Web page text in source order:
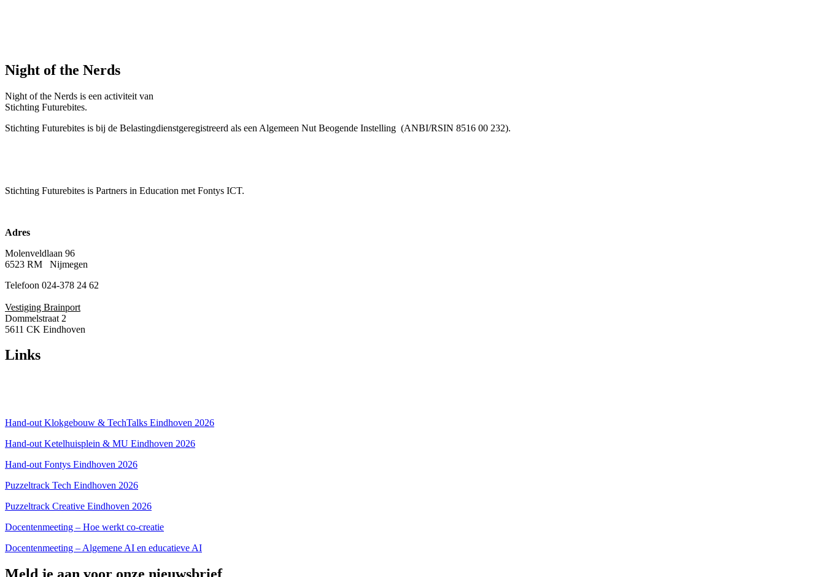
Night of the Nerds
Night of the Nerds is een activiteit van
Stichting Futurebites.
Stichting Futurebites is bij de Belastingdienstgeregistreerd als een Algemeen Nut Beogende Instelling (ANBI/RSIN 8516 00 232).
Stichting Futurebites is Partners in Education met Fontys ICT.
Adres
Molenveldlaan 96
6523 RM Nijmegen
Telefoon 024-378 24 62
Vestiging Brainport
Dommelstraat 2
5611 CK Eindhoven
Links
Hand-out Klokgebouw & TechTalks Eindhoven 2026
Hand-out Ketelhuisplein & MU Eindhoven 2026
Hand-out Fontys Eindhoven 2026
Puzzeltrack Tech Eindhoven 2026
Puzzeltrack Creative Eindhoven 2026
Docentenmeeting – Hoe werkt co-creatie
Docentenmeeting – Algemene AI en educatieve AI